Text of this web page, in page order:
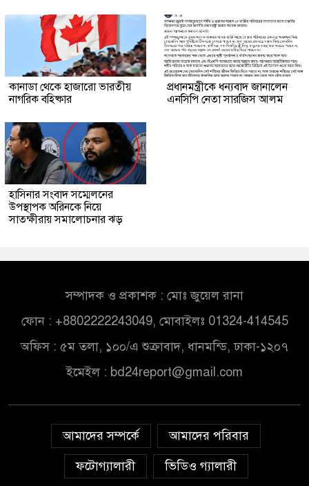
কানাডা থেকে হাজারো ভারতীয়
নাগরিক বহিষ্কার
প্রধানমন্ত্রীকে ধন্যবাদ জানালেন
এনসিপি নেতা সারজিস আলম
হাসিনার সংবাদ সম্মেলনের
উপস্থাপক অরিনকে নিয়ে
সাতক্ষীরায় সমালোচনার ঝড়
সম্পাদক ও প্রকাশক : মোঃ জুয়েল রানা
ফোন : +8802222243049, মোবাইলঃ 01324-414545
অফিস : ৫ম তলা, ১০০/এ শুক্রাবাদ, ধানমন্ডি, ঢাকা-১২০৭
ইমেইল : bd24report@gmail.com
আমাদের সম্পর্কে
আমাদের পরিবার
ফটোগ্যালারী
ভিডিও গ্যালারী